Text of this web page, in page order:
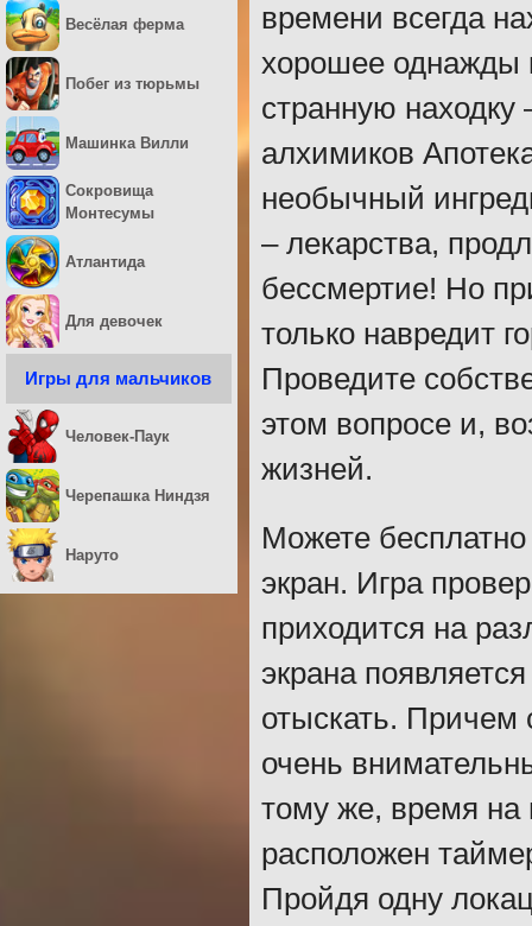
времени всегда
хорошее однажды
странную
алхимиков
необычный
– лекарства,
бессмертие! Но
только навредит
Проведите
этом вопросе и,
жизней.
Можете
экран. Игра
приходится на
экрана
отыскать. Причем
очень
тому же, время на
расположен
Пройдя одну
Весёлая ферма
Побег из тюрьмы
Машинка Вилли
Сокровища
Монтесумы
Атлантида
Для девочек
Игры для мальчиков
Человек-Паук
Черепашка Ниндзя
Наруто